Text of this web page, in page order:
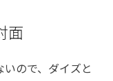
面
いので、ダイズと